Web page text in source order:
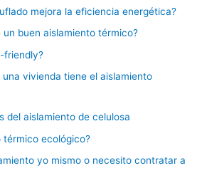
mejora la eficiencia energética?
buen aislamiento térmico?
friendly?
una vivienda tiene el aislamiento
del aislamiento de celulosa
térmico ecológico?
yo mismo o necesito contratar a